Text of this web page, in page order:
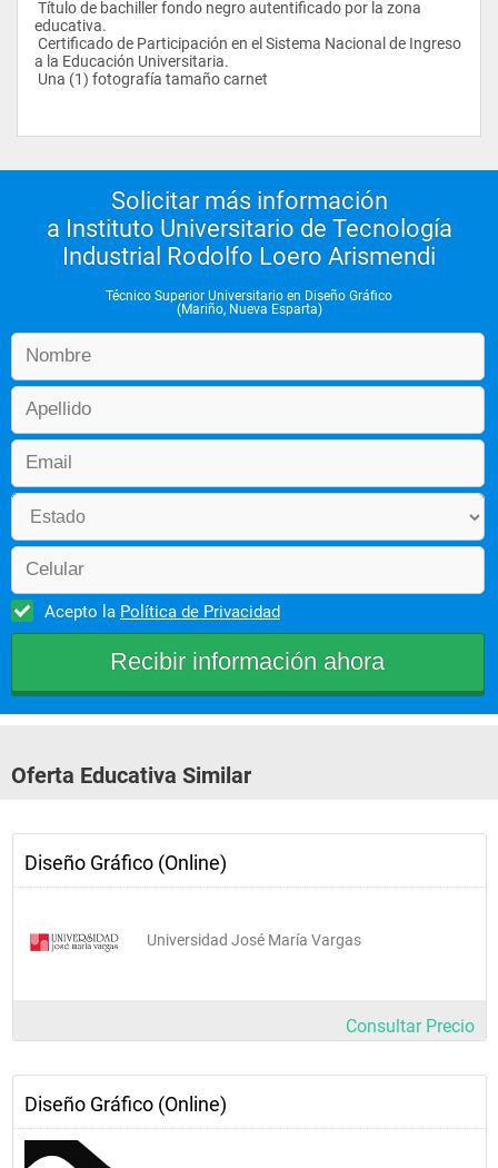
educativa.
a la Educación Universitaria.
Una (1) fotografía tamaño carnet
Solicitar más información
a Instituto Universitario de Tecnología
Industrial Rodolfo Loero Arismendi
Técnico Superior Universitario en Diseño Gráfico
(Mariño, Nueva Esparta)
Acepto la Política de Privacidad
Oferta Educativa Similar
Diseño Gráfico (Online)
Universidad José María Vargas
Consultar Precio
Diseño Gráfico (Online)